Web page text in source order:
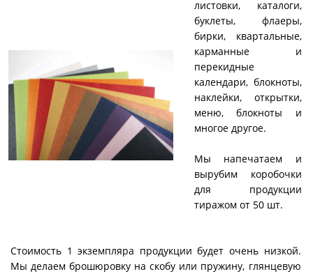
листовки, каталоги,
буклеты, флаеры,
бирки, квартальные,
карманные и
перекидные
календари, блокноты,
наклейки, открытки,
меню, блокноты и
многое другое.
Мы напечатаем и
вырубим коробочки
для продукции
тиражом от 50 шт.
Стоимость 1 экземпляра продукции будет очень низкой.
Мы делаем брошюровку на скобу или пружину, глянцевую